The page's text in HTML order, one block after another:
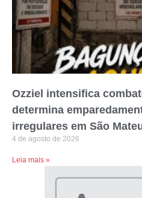
Ozziel intensifica
determina
irregulares em São
4 de agosto de 2026
Leia mais »